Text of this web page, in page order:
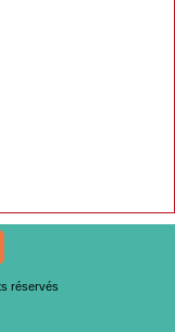
réservés